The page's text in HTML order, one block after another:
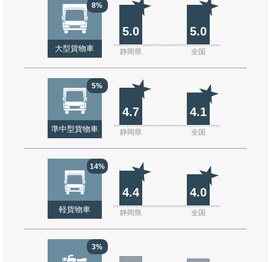
8%
大型貨物車
5.0 5.0
静岡県 全国
5%
準中型貨物車
4.7 4.1
静岡県 全国
14%
軽貨物車
4.4 4.0
静岡県 全国
3%